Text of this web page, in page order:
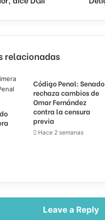
relacionadas
Código Penal: Senado
rechaza cambios de
Omar Fernández
contra la censura
previa
Hace 2 semanas
Leave a Reply